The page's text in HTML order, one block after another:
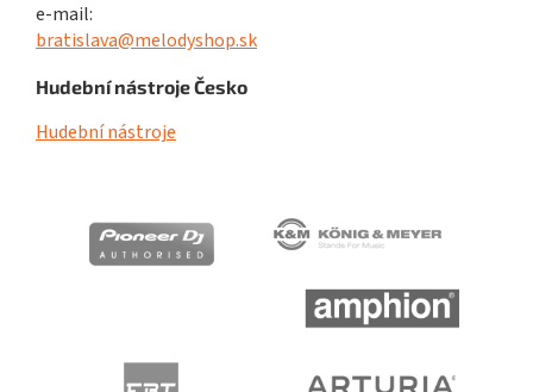
e-mail:
bratislava@melodyshop.sk
Hudební nástroje Česko
Hudební nástroje